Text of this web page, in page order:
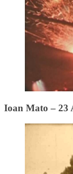
Ioan Mato – 23